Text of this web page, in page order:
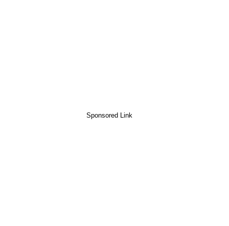
Sponsored Link